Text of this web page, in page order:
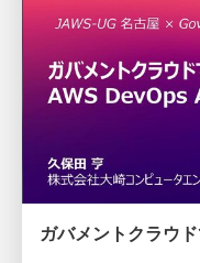
ガバメントクラウ